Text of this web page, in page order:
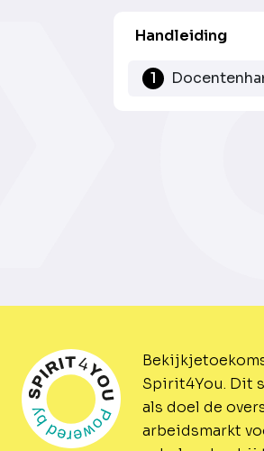
Handleiding
1
Spirit4You. Dit
als doel de
arbeidsmarkt